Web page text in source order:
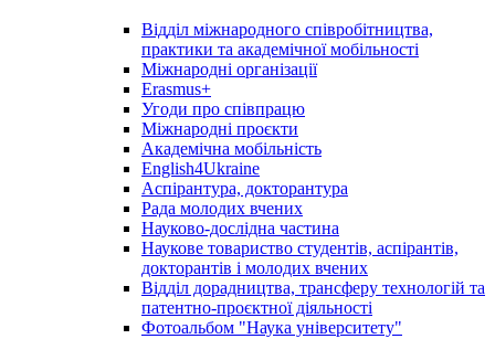
Відділ міжнародного співробітництва,
практики та академічної мобільності
Міжнародні організації
Erasmus+
Угоди про співпрацю
Міжнародні проєкти
Академічна мобільність
English4Ukraine
Аспірантура, докторантура
Рада молодих вчених
Науково-дослідна частина
Наукове товариство студентів, аспірантів,
докторантів і молодих вчених
Відділ дорадництва, трансферу технологій та
патентно-проєктної діяльності
Фотоальбом "Наука університету"